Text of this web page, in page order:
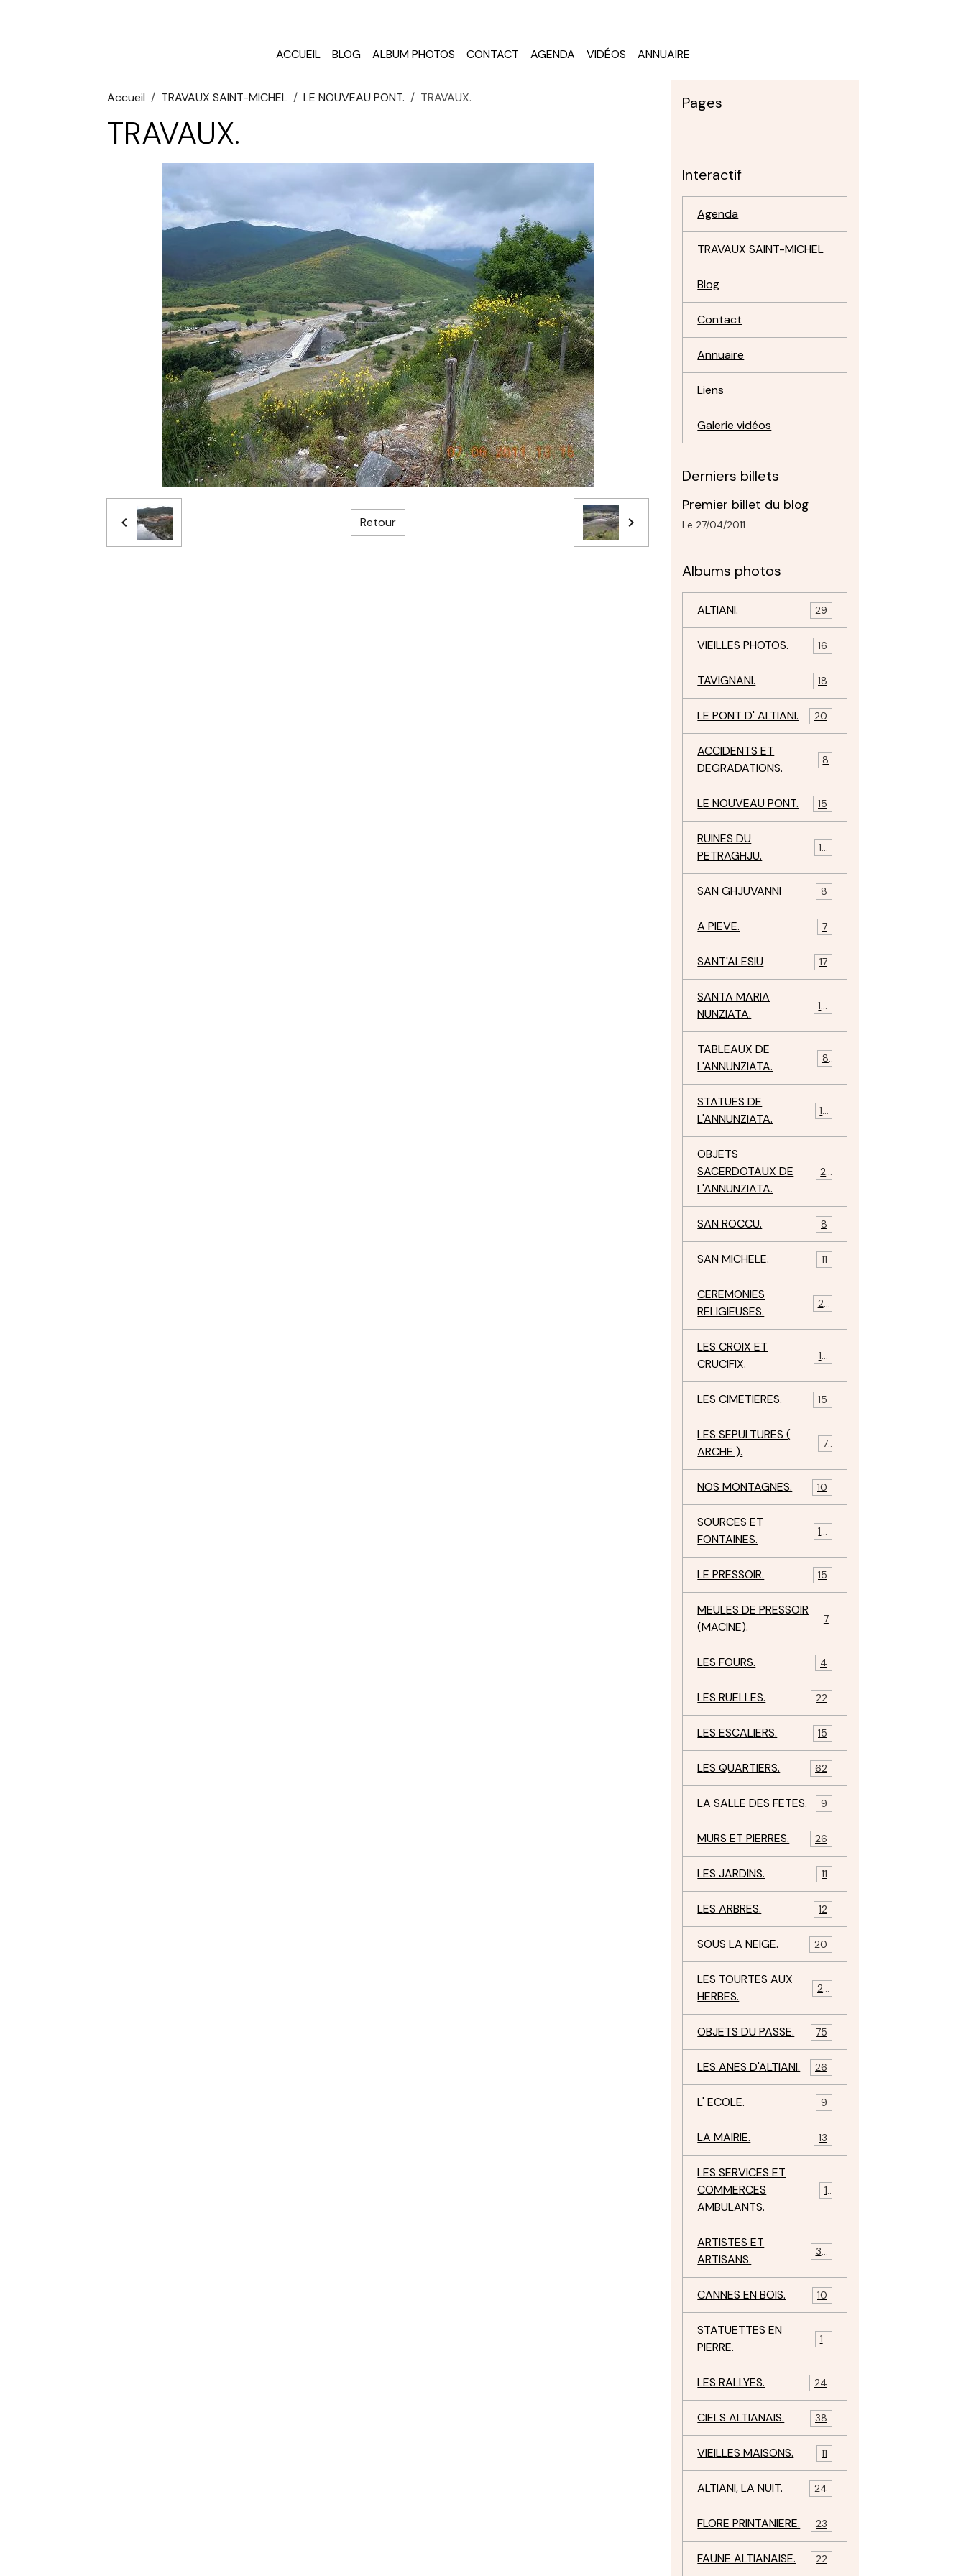
ACCUEIL BLOG ALBUM PHOTOS CONTACT AGENDA VIDÉOS ANNUAIRE
Accueil TRAVAUX SAINT-MICHEL LE NOUVEAU PONT. TRAVAUX.
TRAVAUX.
Retour
Pages
Interactif
Agenda
TRAVAUX SAINT-MICHEL
Blog
Contact
Annuaire
Liens
Galerie vidéos
Derniers billets
Premier billet du blog
Le 27/04/2011
Albums photos
ALTIANI. 29
VIEILLES PHOTOS. 16
TAVIGNANI. 18
LE PONT D' ALTIANI. 20
ACCIDENTS ET
DEGRADATIONS.
8
LE NOUVEAU PONT. 15
RUINES DU
PETRAGHJU.
12
SAN GHJUVANNI 8
A PIEVE. 7
SANT'ALESIU 17
SANTA MARIA
NUNZIATA.
10
TABLEAUX DE
L'ANNUNZIATA.
8
STATUES DE
L'ANNUNZIATA.
15
OBJETS
SACERDOTAUX DE
L'ANNUNZIATA.
24
SAN ROCCU. 8
SAN MICHELE. 11
CEREMONIES
RELIGIEUSES.
23
LES CROIX ET
CRUCIFIX.
18
LES CIMETIERES. 15
LES SEPULTURES (
ARCHE ).
7
NOS MONTAGNES. 10
SOURCES ET
FONTAINES.
10
LE PRESSOIR. 15
MEULES DE PRESSOIR
(MACINE).
7
LES FOURS. 4
LES RUELLES. 22
LES ESCALIERS. 15
LES QUARTIERS. 62
LA SALLE DES FETES. 9
MURS ET PIERRES. 26
LES JARDINS. 11
LES ARBRES. 12
SOUS LA NEIGE. 20
LES TOURTES AUX
HERBES.
29
OBJETS DU PASSE. 75
LES ANES D'ALTIANI. 26
L' ECOLE. 9
LA MAIRIE. 13
LES SERVICES ET
COMMERCES
AMBULANTS.
11
ARTISTES ET
ARTISANS.
34
CANNES EN BOIS. 10
STATUETTES EN
PIERRE.
17
LES RALLYES. 24
CIELS ALTIANAIS. 38
VIEILLES MAISONS. 11
ALTIANI, LA NUIT. 24
FLORE PRINTANIERE. 23
FAUNE ALTIANAISE. 22